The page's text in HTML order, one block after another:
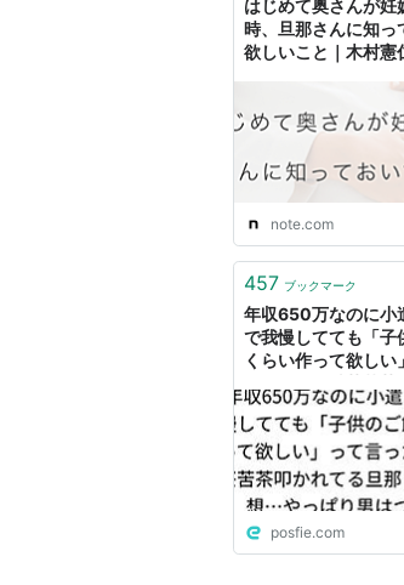
はじめて奥さんが妊
時、旦那さんに知っ
欲しいこと｜木村憲
note.com
457 ブックマーク
年収650万なのに小
で我慢してても「子
くらい作って欲しい
る旦那さんが可哀想
り男はつらいよ
posfie.com